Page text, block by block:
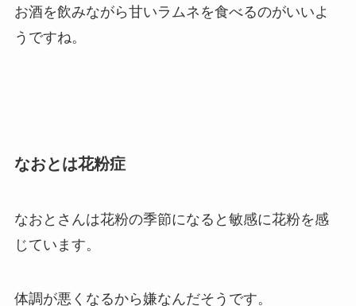
お酒を飲みながら甘いラムネを食べるのがいいよ
うですね。
なおとは花粉症
なおとさんは花粉の季節になると敏感に花粉を感
じています。
体調が悪くなるから嫌なんだそうです。